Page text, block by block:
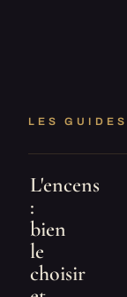
LES GUIDES
L'encens
:
bien
le
choisir